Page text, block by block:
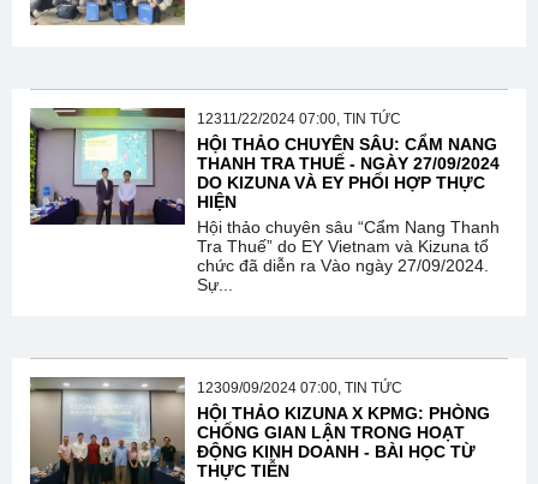
12311/22/2024 07:00, TIN TỨC
HỘI THẢO CHUYÊN SÂU: CẨM NANG
THANH TRA THUẾ - NGÀY 27/09/2024
DO KIZUNA VÀ EY PHỐI HỢP THỰC
HIỆN
Hội thảo chuyên sâu “Cẩm Nang Thanh
Tra Thuế” do EY Vietnam và Kizuna tổ
chức đã diễn ra Vào ngày 27/09/2024.
Sự...
12309/09/2024 07:00, TIN TỨC
HỘI THẢO KIZUNA X KPMG: PHÒNG
CHỐNG GIAN LẬN TRONG HOẠT
ĐỘNG KINH DOANH - BÀI HỌC TỪ
THỰC TIỄN